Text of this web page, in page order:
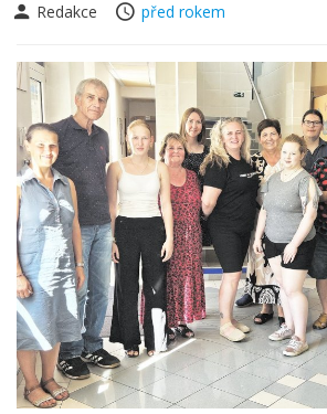
Redakce
před rokem